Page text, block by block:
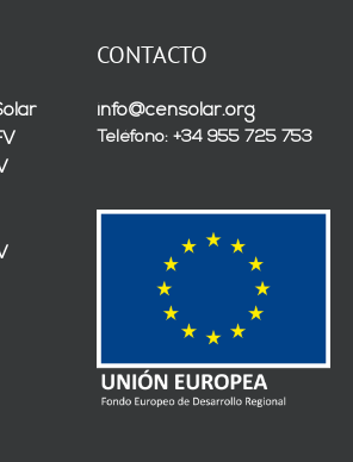
CONTACTO
info@censolar.org
Teléfono: +34 955 725 753